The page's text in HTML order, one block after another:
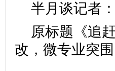
半月谈记者
原标题《追
改，微专业突围